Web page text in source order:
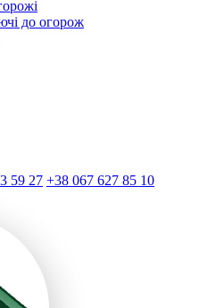
до огорож
59 27 +38 067 627 85 10